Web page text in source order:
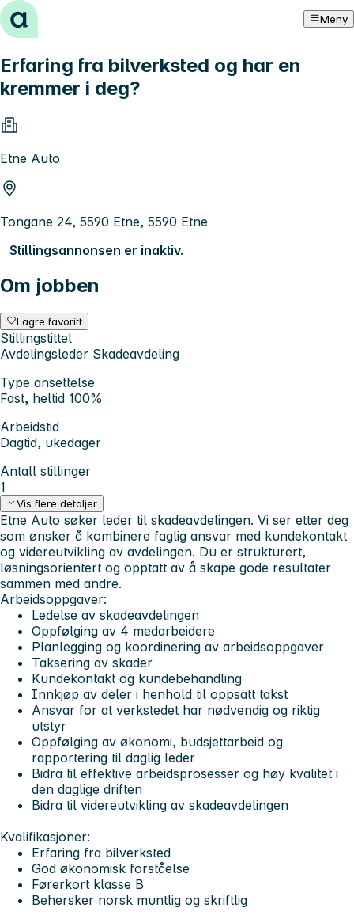
Hopp til innhold Meny
Erfaring fra bilverksted og har en
kremmer i deg?
Etne Auto
Tongane 24, 5590 Etne, 5590 Etne
Stillingsannonsen er inaktiv.
Om jobben
Lagre favoritt
Stillingstittel
Avdelingsleder Skadeavdeling
Type ansettelse
Fast, heltid 100%
Arbeidstid
Dagtid, ukedager
Antall stillinger
1
Vis flere detaljer
Etne Auto søker leder til skadeavdelingen. Vi ser etter deg
som ønsker å kombinere faglig ansvar med kundekontakt
og videreutvikling av avdelingen. Du er strukturert,
løsningsorientert og opptatt av å skape gode resultater
sammen med andre.
Arbeidsoppgaver:
Ledelse av skadeavdelingen
Oppfølging av 4 medarbeidere
Planlegging og koordinering av arbeidsoppgaver
Taksering av skader
Kundekontakt og kundebehandling
Innkjøp av deler i henhold til oppsatt takst
Ansvar for at verkstedet har nødvendig og riktig
utstyr
Oppfølging av økonomi, budsjettarbeid og
rapportering til daglig leder
Bidra til effektive arbeidsprosesser og høy kvalitet i
den daglige driften
Bidra til videreutvikling av skadeavdelingen
Kvalifikasjoner:
Erfaring fra bilverksted
God økonomisk forståelse
Førerkort klasse B
Behersker norsk muntlig og skriftlig